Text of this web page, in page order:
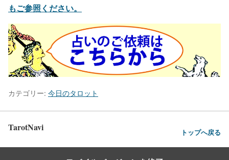
もご参照ください。
カテゴリー: 今日のタロット
TarotNavi トップへ戻る